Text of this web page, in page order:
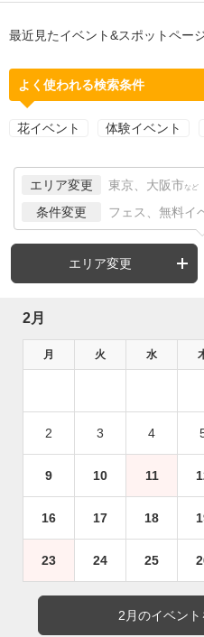
最近見たイベント&スポットペー
よく使われる検索条件
花イベント 体験イベント
エリア変更 東京、大阪市 など
条件変更 フェス、無料イ
エリア変更
2月
月 火 水
2 3 4
9 10 11
16 17 18
23 24 25
2月のイベン